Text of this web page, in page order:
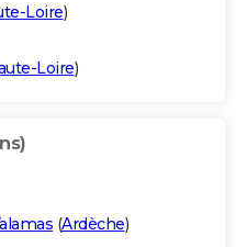
Loire)
Loire)
(Ardèche)